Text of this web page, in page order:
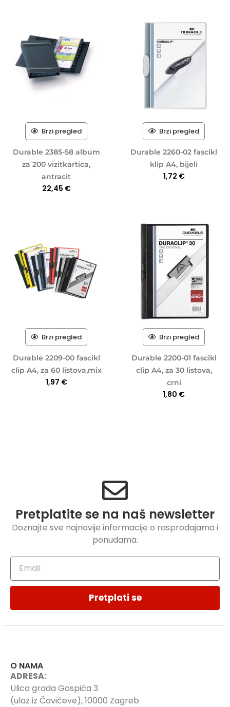
Brzi pregled
Durable 2385-58 album
za 200 vizitkartica,
antracit
22,45 €
Brzi pregled
Durable 2260-02 fascikl
klip A4, bijeli
1,72 €
Brzi pregled
Durable 2209-00 fascikl
clip A4, za 60 listova,mix
1,97 €
Brzi pregled
Durable 2200-01 fascikl
clip A4, za 30 listova,
crni
1,80 €
Pretplatite se na naš newsletter
Doznajte sve najnovije informacije o rasprodajama i
ponudama.
Pretplati se
O NAMA
ADRESA:
Ulica grada Gospića 3
(ulaz iz Čavićeve), 10000 Zagreb